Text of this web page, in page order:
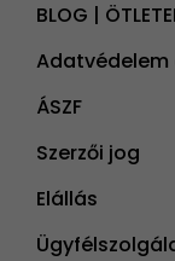
BLOG |
Adatvédelem
ÁSZF
Szerzői jog
Elállás